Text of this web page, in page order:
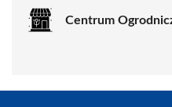
Centrum